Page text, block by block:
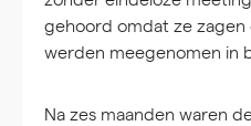
gehoord omdat ze
werden meegenomen in
Na zes maanden waren